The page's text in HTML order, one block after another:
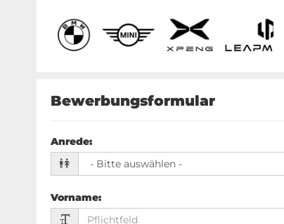
Bewerbungsformular
Anrede:
Vorname: